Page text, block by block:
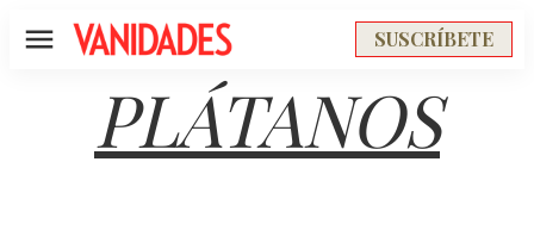
Menú SUSCRÍBETE
PLÁTANOS